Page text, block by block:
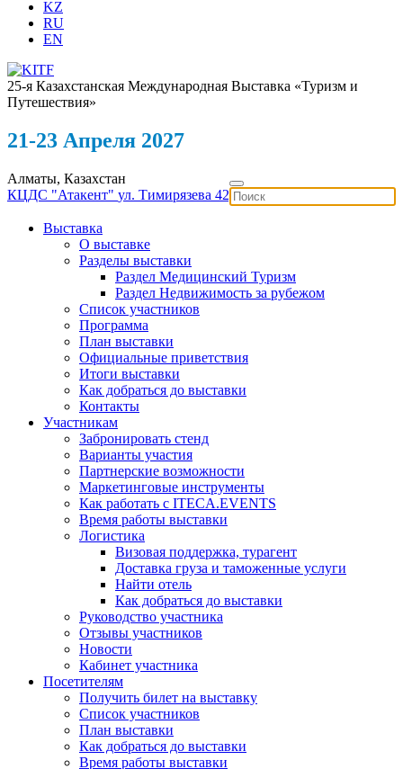
KZ
RU
EN
25-я Казахстанская Международная Выставка «Туризм и
Путешествия»
21-23 Апреля 2027
Алматы, Казахстан
КЦДС "Атакент" ул. Тимирязева 42
Выставка
О выставке
Разделы выставки
Раздел Медицинский Туризм
Раздел Недвижимость за рубежом
Список участников
Программа
План выставки
Официальные приветствия
Итоги выставки
Как добраться до выставки
Контакты
Участникам
Забронировать стенд
Варианты участия
Партнерские возможности
Маркетинговые инструменты
Как работать с ITECA.EVENTS
Время работы выставки
Логистика
Визовая поддержка, турагент
Доставка груза и таможенные услуги
Найти отель
Как добраться до выставки
Руководство участника
Отзывы участников
Новости
Кабинет участника
Посетителям
Получить билет на выставку
Список участников
План выставки
Как добраться до выставки
Время работы выставки